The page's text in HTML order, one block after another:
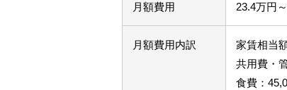
月額費用 23.4万円～
月額費用内訳
家賃相当
共用費・
食費：